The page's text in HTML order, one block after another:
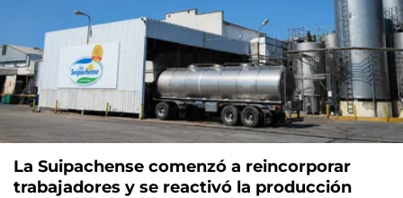
La Suipachense comenzó a reincorporar
trabajadores y se reactivó la producción